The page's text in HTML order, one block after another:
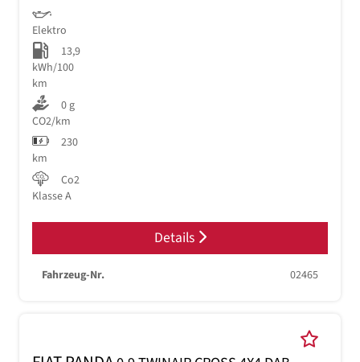
Elektro
13,9
kWh/100
km
0 g
CO2/km
230
km
Co2
Klasse A
Details
Fahrzeug-Nr. 02465